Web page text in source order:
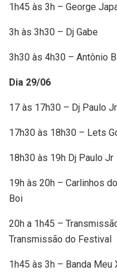
1h45 às 3h – George
3h às 3h30 – Dj Gabe
3h30 às 4h30 – Antônio
Dia 29/06
17 às 17h30 – Dj Paulo Jr
17h30 às 18h30 – Lets
18h30 às 19h Dj Paulo Jr
19h às 20h – Carlinhos
Boi
20h a 1h45 –
Transmissão do Festival
1h45 às 3h – Banda Meu